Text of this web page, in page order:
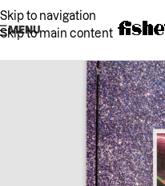
Skip to navigation
Skip to main content
MENU